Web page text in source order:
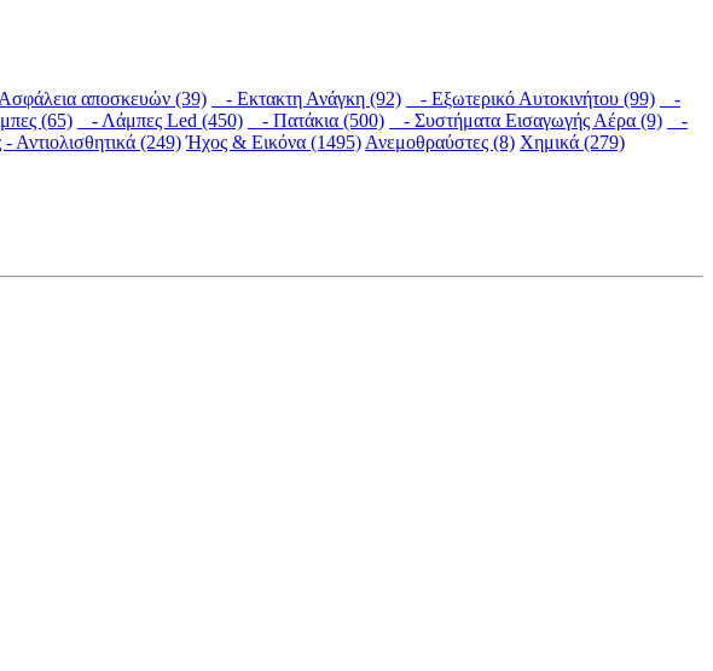
αποσκευών (39) - Εκτακτη Ανάγκη (92) - Εξωτερικό Αυτοκινήτου (99)
-
(65) - Λάμπες Led (450) - Πατάκια (500) - Συστήματα Εισαγωγής Αέρα (9)
-
Αντιολισθητικά (249) Ήχος & Εικόνα (1495)Ανεμοθραύστες (8) Χημικά (279)